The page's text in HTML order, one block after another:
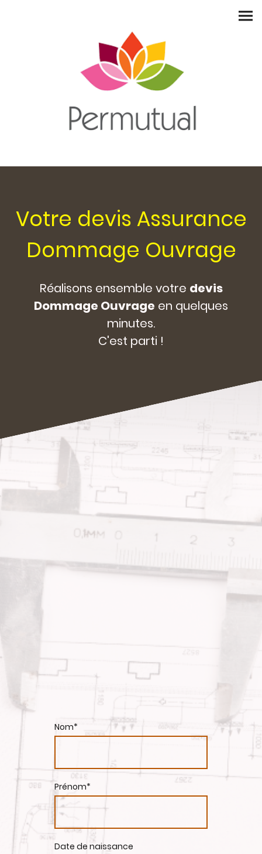
Votre devis Assurance
Dommage Ouvrage
Réalisons ensemble votre devis
Dommage Ouvrage en quelques
minutes.
C'est parti !
Nom*
Prénom*
Date de naissance